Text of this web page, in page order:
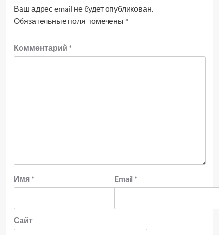
Ваш адрес email не будет опубликован.
Обязательные поля помечены *
Комментарий *
Имя * Email *
Сайт